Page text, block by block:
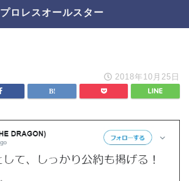
プロレスオールスター
2018年10月25日